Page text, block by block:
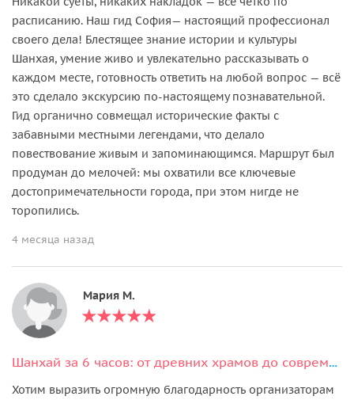
расписанию. Наш гид София— настоящий профессионал
своего дела! Блестящее знание истории и культуры
Шанхая, умение живо и увлекательно рассказывать о
каждом месте, готовность ответить на любой вопрос — всё
это сделало экскурсию по-настоящему познавательной.
Гид органично совмещал исторические факты с
забавными местными легендами, что делало
повествование живым и запоминающимся. Маршрут был
продуман до мелочей: мы охватили все ключевые
достопримечательности города, при этом нигде не
торопились.
4 месяца назад
Мария М.
Шанхай за 6 часов: от древних храмов до современных небоскрёбов
Хотим выразить огромную благодарность организаторам